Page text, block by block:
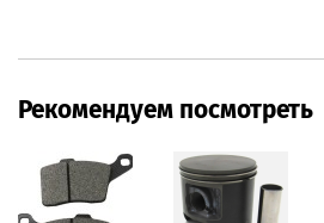
Рекомендуем посмотреть